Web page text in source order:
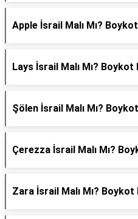
Apple İsrail Malı Mı?
Lays İsrail Malı Mı?
Şölen İsrail Malı Mı?
Çerezza İsrail Malı Mı?
Zara İsrail Malı Mı?